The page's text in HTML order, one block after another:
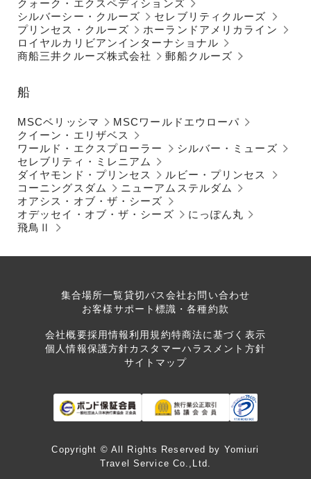
クォーク・エクスペディションズ
シルバーシー・クルーズ
セレブリティクルーズ
プリンセス・クルーズ
ホーランドアメリカライン
ロイヤルカリビアンインターナショナル
商船三井クルーズ株式会社
郵船クルーズ
船
MSCベリッシマ
MSCワールドエウローパ
クイーン・エリザベス
ワールド・エクスプローラー
シルバー・ミューズ
セレブリティ・ミレニアム
ダイヤモンド・プリンセス
ルビー・プリンセス
コーニングスダム
ニューアムステルダム
オアシス・オブ・ザ・シーズ
オデッセイ・オブ・ザ・シーズ
にっぽん丸
飛鳥Ⅱ
集合場所一覧貸切バス会社お問い合わせ
お客様サポート 標識・各種約款
会社概要採用情報利用規約特商法に基づく表示
個人情報保護方針カスタマーハラスメント方針
サイトマップ
Copyright © All Rights Reserved by Yomiuri
Travel Service Co.,Ltd.